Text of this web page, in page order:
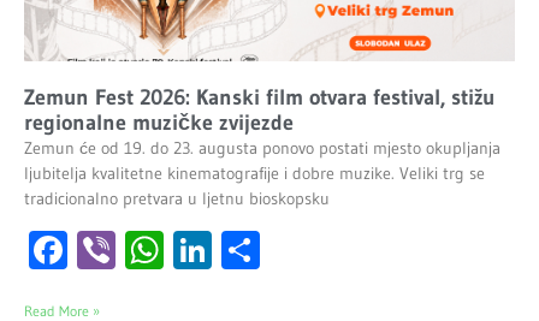
Zemun Fest 2026: Kanski film otvara festival, stižu
regionalne muzičke zvijezde
Zemun će od 19. do 23. augusta ponovo postati mjesto okupljanja
ljubitelja kvalitetne kinematografije i dobre muzike. Veliki trg se
tradicionalno pretvara u ljetnu bioskopsku
Facebook
ViberWhatsApp
LinkedIn
Read More »